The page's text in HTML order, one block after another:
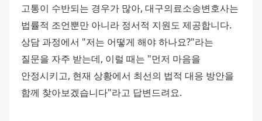
고통이 수반되는 경우가 많아, 대구의료소송변호사는
법률적 조언뿐만 아니라 정서적 지원도 제공합니다.
상담 과정에서 "저는 어떻게 해야 하나요?"라는
질문을 자주 받는데, 이럴 때는 "먼저 마음을
안정시키고, 현재 상황에서 최선의 법적 대응 방안을
함께 찾아보겠습니다"라고 답변드려요.